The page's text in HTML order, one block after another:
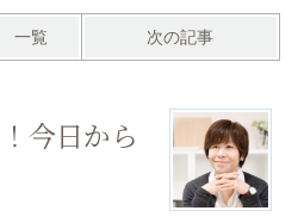
一覧 次の記事
今日から